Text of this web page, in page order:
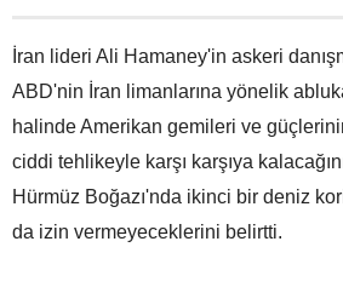
İran lideri Ali Hamaney'in askeri
ABD'nin İran limanlarına yönelik
halinde Amerikan gemileri ve
ciddi tehlikeyle karşı karşıya
Hürmüz Boğazı'nda ikinci bir deniz
da izin vermeyeceklerini belirtti.